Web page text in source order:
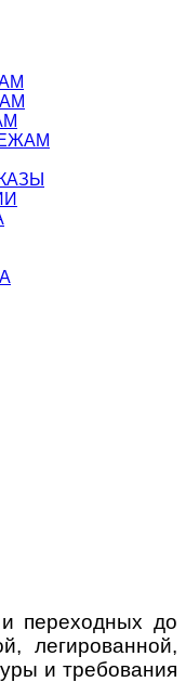
переходных до
легированной,
и требования